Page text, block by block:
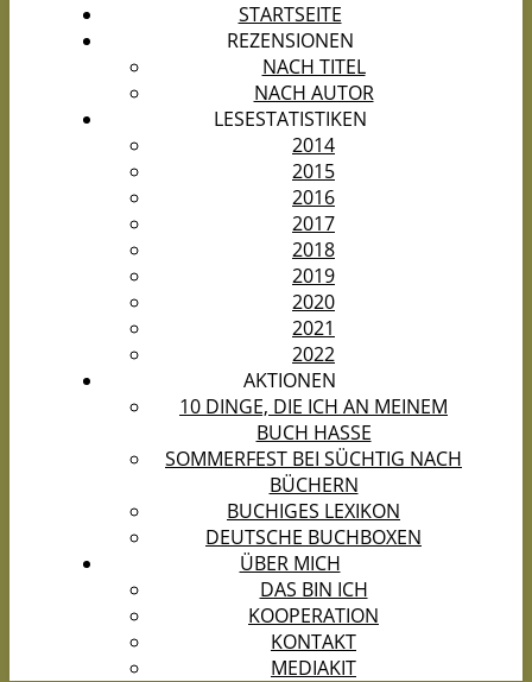
STARTSEITE
REZENSIONEN
NACH TITEL
NACH AUTOR
LESESTATISTIKEN
2014
2015
2016
2017
2018
2019
2020
2021
2022
AKTIONEN
10 DINGE, DIE ICH AN MEINEM
BUCH HASSE
SOMMERFEST BEI SÜCHTIG NACH
BÜCHERN
BUCHIGES LEXIKON
DEUTSCHE BUCHBOXEN
ÜBER MICH
DAS BIN ICH
KOOPERATION
KONTAKT
MEDIAKIT